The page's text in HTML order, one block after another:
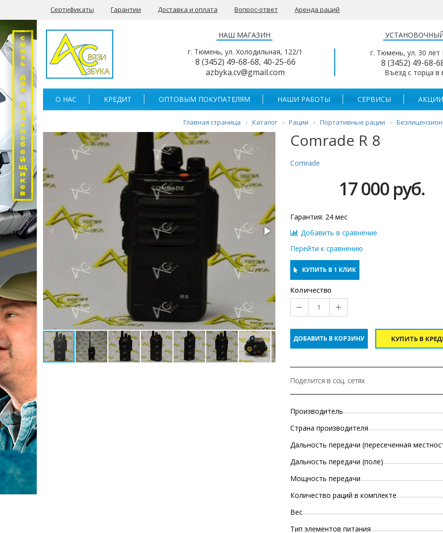
Сертификаты Гарантии Доставка и оплата Вопрос-ответ Аренда раций
НАШ МАГАЗИН
г. Тюмень, ул. Холодильная, 122/1
8 (3452) 49-68-68, 40-25-66
azbyka.cv@gmail.com
г. Тюмень, ул. 30
8 (3452) 49-68-
Въезд с торца в
О НАС КРЕДИТ ОПТОВЫМ ПОКУПАТЕЛЯМ НАШИ РАБОТЫ СЕРВИСЫ
Главная страница Каталог Рации Портативные рации
Comrade R 8
Comrade
17 000 руб.
Гарантия: 24 мес
Добавить в сравнение
Перейти к сравнению
КУПИТЬ В 1 КЛИК
Количество
1
ДОБАВИТЬ В КОРЗИНУ КУПИТЬ В
Поделится в соц. сетях
Производитель
Страна производителя
Дальность передачи (пересеченная
Дальность передачи (поле)
Мощность передачи
Количество раций в комплекте
Вес
Тип элементов питания